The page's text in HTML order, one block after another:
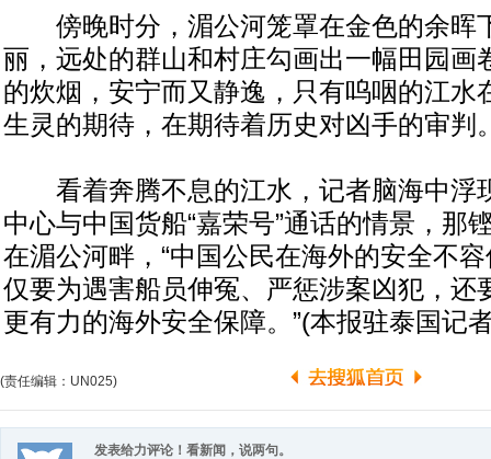
傍晚时分，湄公河笼罩在金色的余晖
丽，远处的群山和村庄勾画出一幅田园画
的炊烟，安宁而又静逸，只有呜咽的江水
生灵的期待，在期待着历史对凶手的审判
看着奔腾不息的江水，记者脑海中浮
中心与中国货船“嘉荣号”通话的情景，那
在湄公河畔，“中国公民在海外的安全不
仅要为遇害船员伸冤、严惩涉案凶犯，还
更有力的海外安全保障。”(本报驻泰国记
(责任编辑：UN025)
发表给力评论！看新闻，说两句。